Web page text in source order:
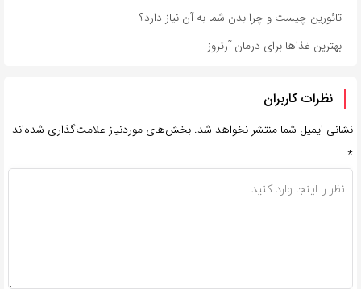
تائورین چیست و چرا بدن شما به آن نیاز دارد؟
بهترین غذاها برای درمان آرتروز
نظرات کاربران
ایمیل شما منتشر نخواهد شد.بخش‌های موردنیاز علامت‌گذاری شده‌اند